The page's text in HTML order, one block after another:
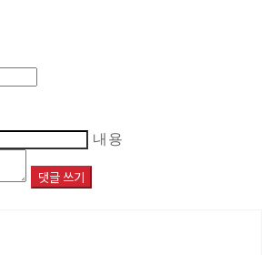
내용
댓글 쓰기